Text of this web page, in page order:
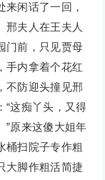
闲话了一回，
邢夫人在王夫人
门前，只见贾母
手内拿着个花红
不防迎头撞见邢
“这痴丫头，又得
”原来这傻大姐年
桶扫院子专作粗
大脚作粗活简捷